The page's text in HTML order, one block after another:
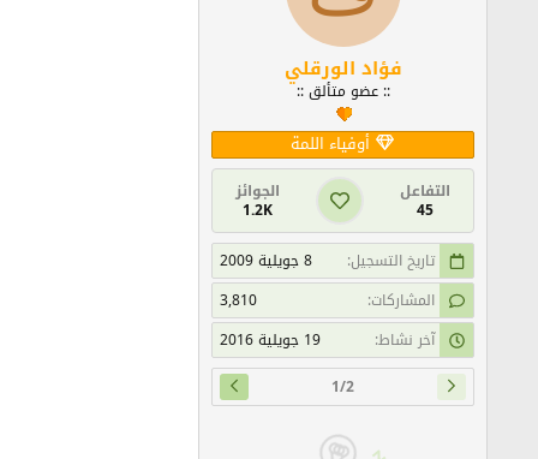
فؤاد الورقلي
:: عضو متألق ::
أوفياء اللمة
التفاعل
45
الجوائز
1.2K
تاريخ التسجيل
8 جويلية 2009
المشاركات
3,810
آخر نشاط
19 جويلية 2016
1/2